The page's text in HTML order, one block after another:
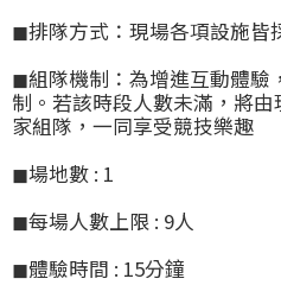
◼排隊方式 ：現場各項設施
◼組隊機制 ：為增進互動體
制。若該時段人數未滿，將
家組隊，一同享受競技樂趣
◼場地數 : 1
◼每場人數上限 : 9人
◼體驗時間 : 15分鐘